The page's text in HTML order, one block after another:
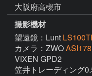
大阪府高槻市
撮影機材
望遠鏡：Lunt
カメラ：ZWO
VIXEN GPD2
笠井トレーディング